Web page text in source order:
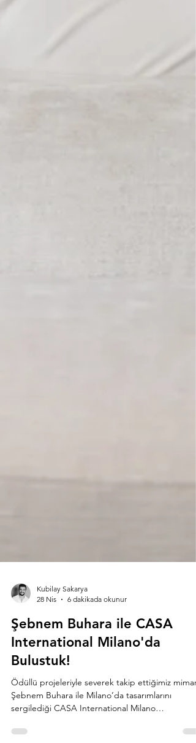
Kubilay Sakarya
28 Nis
6 dakikada okunur
International Milano'da
Bulustuk!
Ödüllü projeleriyle severek takip ettiğimiz mimar